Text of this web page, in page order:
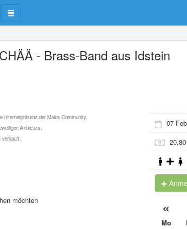
- Brass-Band aus Idstein
Internetpräsenz der Makis Community.
Anbieters.
möchten
07
«
Mo